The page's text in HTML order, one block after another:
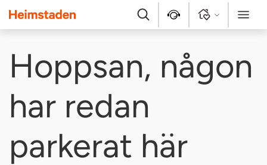
Heimstaden
Sök Kontakt Logga in Meny
Hoppsan, någon
har redan
parkerat här